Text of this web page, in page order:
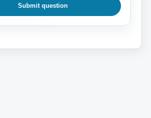
Submit question